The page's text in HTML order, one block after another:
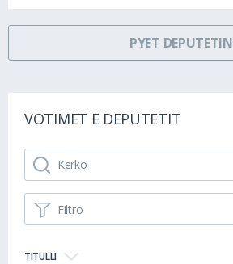
PYET DEPUTETIN
VOTIMET E DEPUTETIT
Filtro
TITULLI